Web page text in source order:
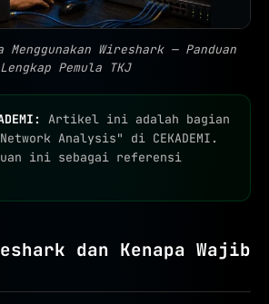
Wireshark — Panduan
Lengkap Pemula TKJ
Artikel ini adalah bagian
Analysis" di CEKADEMI.
ini sebagai referensi
dan Kenapa Wajib